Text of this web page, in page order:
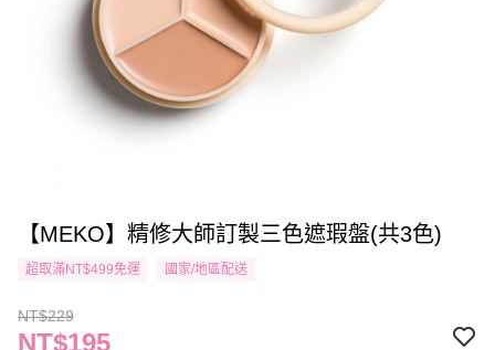
【MEKO】精修大師訂製三色遮瑕盤(共3色)
超取滿NT$499免運 國家/地區配送
NT$229
NT$195